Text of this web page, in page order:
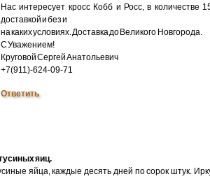
Нас интересует кросс Кобб и Росс, в количестве
доставкой и без и
на каких условиях. Доставка до Великого Новгорода.
С Уважением!
Круговой Сергей Анатольевич
+7(911)-624-09-71
Ответить
яиц.
яйца, каждые десять дней по сорок штук.